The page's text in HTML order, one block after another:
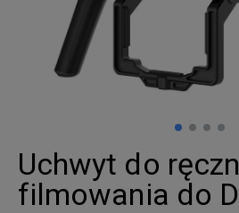
Uchwyt do
filmowania do